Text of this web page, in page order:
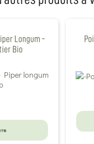
Longum -
Bio